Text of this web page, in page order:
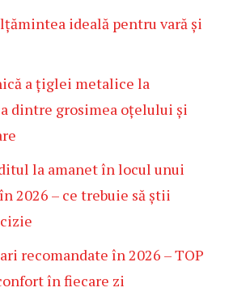
ideală pentru vară și
a țiglei metalice la
dintre grosimea oțelului și
la amanet în locul unui
2026 – ce trebuie să știi
recomandate în 2026 – TOP
în fiecare zi